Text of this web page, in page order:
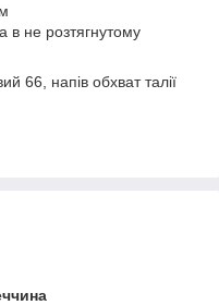
в не розтягнутому
66, напів обхват талії